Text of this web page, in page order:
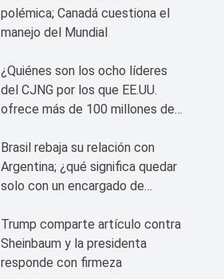
polémica; Canadá cuestiona el
manejo del Mundial
¿Quiénes son los ocho líderes
del CJNG por los que EE.UU.
ofrece más de 100 millones de
Brasil rebaja su relación con
Argentina; ¿qué significa quedar
solo con un encargado de
Trump comparte artículo contra
Sheinbaum y la presidenta
responde con firmeza